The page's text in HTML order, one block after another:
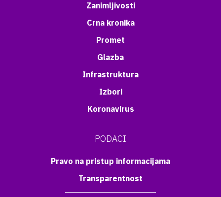
Zanimljivosti
Crna kronika
Promet
Glazba
Infrastruktura
Izbori
Koronavirus
PODACI
Pravo na pristup informacijama
Transparentnost